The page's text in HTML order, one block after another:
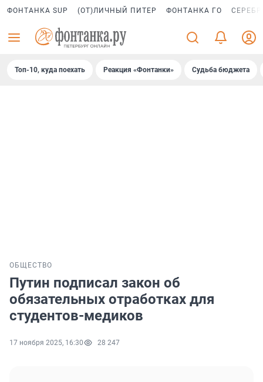
ФОНТАНКА SUP (ОТ)ЛИЧНЫЙ ПИТЕР ФОНТАНКА ГО
Топ-10, куда поехать Реакция «Фонтанки» Судьба бюджета
ОБЩЕСТВО
Путин подписал закон об
обязательных отработках для
студентов-медиков
17 ноября 2025, 16:30 28 247